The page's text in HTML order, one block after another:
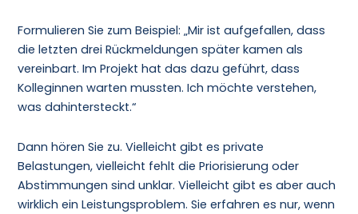
Formulieren Sie zum Beispiel: „Mir ist aufgefallen, dass
die letzten drei Rückmeldungen später kamen als
vereinbart. Im Projekt hat das dazu geführt, dass
Kolleginnen warten mussten. Ich möchte verstehen,
was dahintersteckt.“
Dann hören Sie zu. Vielleicht gibt es private
Belastungen, vielleicht fehlt die Priorisierung oder
Abstimmungen sind unklar. Vielleicht gibt es aber auch
wirklich ein Leistungsproblem. Sie erfahren es nur, wenn